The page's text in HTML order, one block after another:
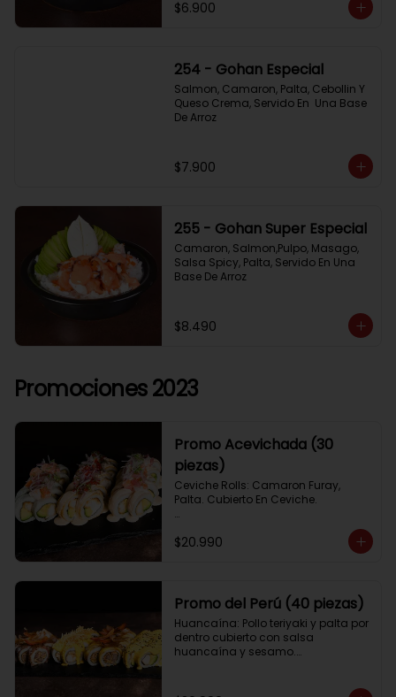
$6.900
254 - Gohan Especial
Salmon, Camaron, Palta, Cebollin Y
Queso Crema, Servido En  Una Base
De Arroz
$7.900
255 - Gohan Super Especial
Camaron, Salmon,Pulpo, Masago,
Salsa Spicy, Palta, Servido En Una
Base De Arroz
$8.490
Promociones 2023
Promo Acevichada (30
piezas)
Ceviche Rolls: Camaron Furay,
Palta. Cubierto En Ceviche.
Acevichado Rolls: Camaron Furay,
Palta. Cubierto Con Pescado Blanco
queso crema y palta, frito en panko.
Coronado con salsa acevichada,
toques de cebolla, aji limo y cilantro
$20.990
Promo del Perú (40 piezas)
Huancaína: Pollo teriyaki y palta por
dentro cubierto con salsa
huancaína y sesamo.
dentro cubierto con lomo fino